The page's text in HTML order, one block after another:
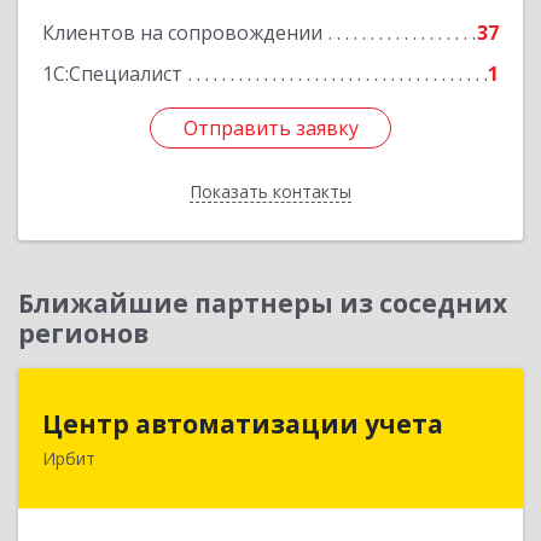
Клиентов на сопровождении
37
1С:Специалист
1
Отправить заявку
Показать контакты
Отправить заявку
Назад
Ближайшие партнеры из соседних
регионов
Центр автоматизации учета
Ирбит623854, Свердловская обл, Ирбит г, Маршала